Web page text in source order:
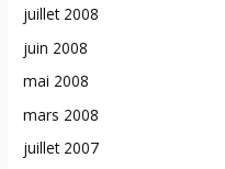
juillet 2008
juin 2008
mai 2008
mars 2008
juillet 2007